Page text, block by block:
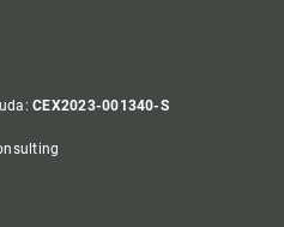
CEX2023-001340-S